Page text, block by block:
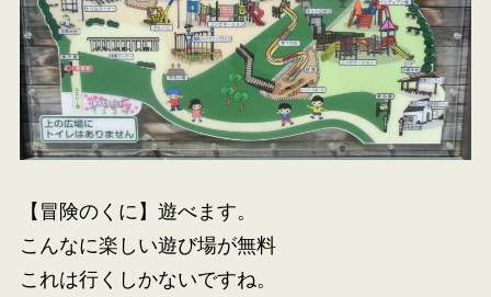
【冒険のくに】遊べます。
こんなに楽しい遊び場が無料
これは行くしかないですね。